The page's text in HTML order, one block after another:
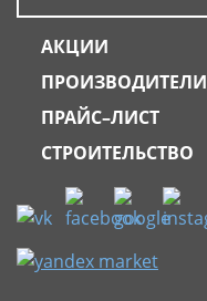
АКЦИИ
ПРОИЗВОДИТЕЛИ
ПРАЙС–ЛИСТ
СТРОИТЕЛЬСТВО